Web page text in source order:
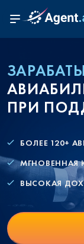
ПРИ
БОЛЕЕ 120+
МГНОВЕННАЯ
ВЫСОКАЯ